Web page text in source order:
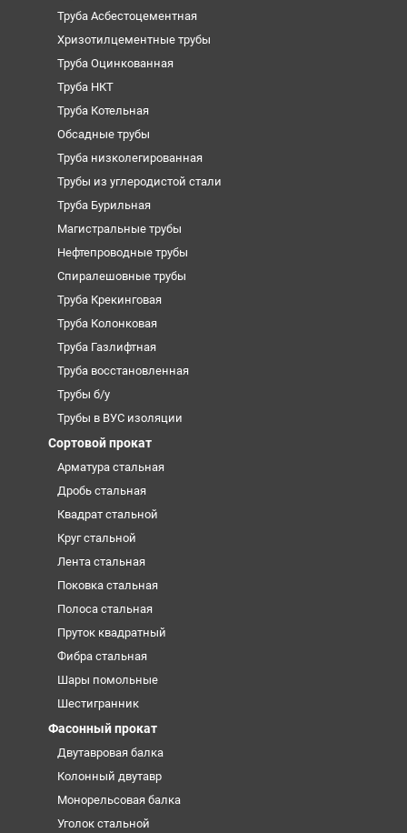
Труба Асбестоцементная
Хризотилцементные трубы
Труба Оцинкованная
Труба НКТ
Труба Котельная
Обсадные трубы
Труба низколегированная
Трубы из углеродистой стали
Труба Бурильная
Магистральные трубы
Нефтепроводные трубы
Спиралешовные трубы
Труба Крекинговая
Труба Колонковая
Труба Газлифтная
Труба восстановленная
Трубы б/у
Трубы в ВУС изоляции
Сортовой прокат
Арматура стальная
Дробь стальная
Квадрат стальной
Круг стальной
Лента стальная
Поковка стальная
Полоса стальная
Пруток квадратный
Фибра стальная
Шары помольные
Шестигранник
Фасонный прокат
Двутавровая балка
Колонный двутавр
Монорельсовая балка
Уголок стальной